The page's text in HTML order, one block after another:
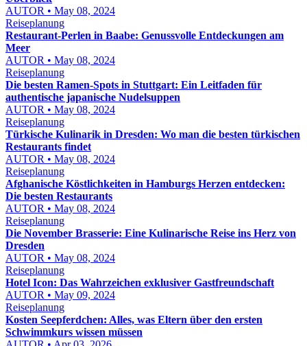
AUTOR • May 08, 2024
Reiseplanung
Restaurant-Perlen in Baabe: Genussvolle Entdeckungen am
Meer
AUTOR • May 08, 2024
Reiseplanung
Die besten Ramen-Spots in Stuttgart: Ein Leitfaden für
authentische japanische Nudelsuppen
AUTOR • May 08, 2024
Reiseplanung
Türkische Kulinarik in Dresden: Wo man die besten türkischen
Restaurants findet
AUTOR • May 08, 2024
Reiseplanung
Afghanische Köstlichkeiten in Hamburgs Herzen entdecken:
Die besten Restaurants
AUTOR • May 08, 2024
Reiseplanung
Die November Brasserie: Eine Kulinarische Reise ins Herz von
Dresden
AUTOR • May 08, 2024
Reiseplanung
Hotel Icon: Das Wahrzeichen exklusiver Gastfreundschaft
AUTOR • May 09, 2024
Reiseplanung
Kosten Seepferdchen: Alles, was Eltern über den ersten
Schwimmkurs wissen müssen